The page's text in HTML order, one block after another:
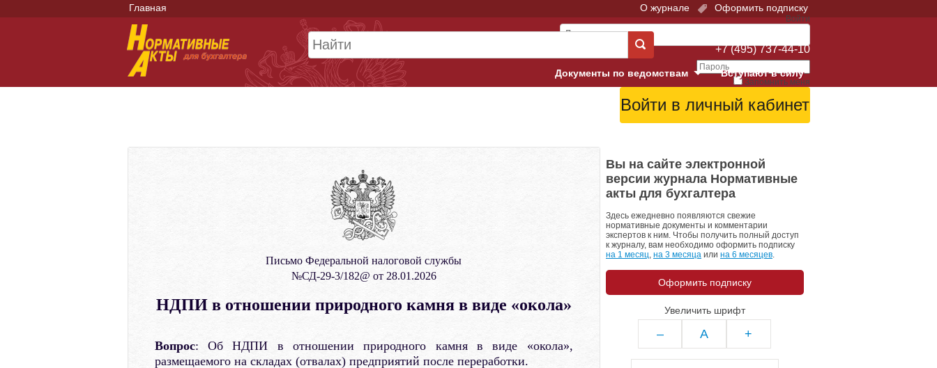
Главная О журнале Оформить подписку
Войти
Запомнить меня
+7 (495) 737-44-10
Вступают в силу
Документы по ведомствам
Арбитражные суды
Верховный Суд
Гострудинспекция в г. Москве
Конституционный Суд
Президент: законы и указы
Письмо Федеральной налоговой службы
№СД-29-3/182@ от 28.01.2026
НДПИ в отношении природного камня в виде «окола»
Вопрос: Об НДПИ в отношении природного камня в виде «окола»,
размещаемого на складах (отвалах) предприятий после переработки.
Вы на сайте электронной
версии журнала Нормативные
акты для бухгалтера
Здесь ежедневно появляются свежие
нормативные документы и комментарии
экспертов к ним. Чтобы получить полный доступ
к журналу, вам необходимо оформить подписку
на 1 месяц, на 3 месяца или на 6 месяцев.
Оформить подписку
Увеличить шрифт
– A +